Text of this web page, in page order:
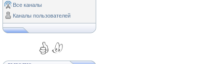
Все каналы
Каналы пользователей